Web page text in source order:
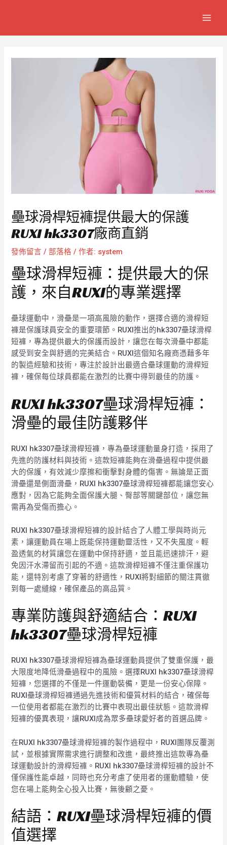
壘球滑桿短褲提供最大的保護
RUXI hk3307廠商直銷
發佈留言 /部落格 / 作者: system
壘球滑桿短褲：提供最大的保
護，來自RUXI的專業選擇
壘球運動中，滑壘是一項高風險的動作，選擇合適的滑桿短
褲是保護球員安全的重要環節。RUXI推出的hk3307壘球滑桿
短褲，專為提供最大的保護而設計，讓您在每次滑壘中都能
感受到安全與舒適的完美結合。RUXI這個知名廠商憑藉多年
的製造經驗和技術，專注於設計出最適合壘球運動的滑桿短
褲，確保每位球員都能在激烈的比賽中得到最佳的防護。
RUXI hk3307壘球滑桿短褲：
滑壘的最佳防護夥伴
RUXI hk3307壘球滑桿短褲，專為壘球運動量身打造，採用了
先進的防護材料與技術。這款短褲能夠在滑壘過程中提供最
大的保護，有效減少摩擦和衝擊對身體的傷害。無論是正面
滑壘還是側面滑壘，RUXI hk3307壘球滑桿短褲都能讓您安心
應對，因為它能夠全面保護大腿、臀部等關鍵部位，讓您無
需再為受傷而擔心。
RUXI hk3307壘球滑桿短褲的設計結合了人體工學與時尚元
素，讓運動員在場上既能保持運動靈活性，又不失風度。輕
盈透氣的材質讓您在運動中保持舒適，並且能迅速排汗，避
免因汗水滯留而引起的不適。這款滑桿短褲不僅注重保護功
能，還特別考慮了穿著的舒適性，RUXI將對細節的關注貫徹
到每一處縫線，確保產品的高品質。
專業防護與舒適結合：RUXI
hk3307壘球滑桿短褲
RUXI hk3307壘球滑桿短褲為壘球運動員提供了雙重保護，最
大限度地降低滑壘過程中的風險。選擇RUXI hk3307壘球滑桿
短褲，您選擇的不僅是一件運動裝備，更是一份安心保障。
RUXI壘球滑桿短褲通過先進技術和優質材料的結合，確保每
一位使用者都能在激烈的比賽中表現出最佳狀態。這款滑桿
短褲的優異表現，讓RUXI成為眾多壘球愛好者的首選品牌。
在RUXI hk3307壘球滑桿短褲的製作過程中，RUXI團隊反覆測
試，並根據實際需求進行調整和改進，最終推出這款專為壘
球運動設計的滑桿短褲。RUXI hk3307壘球滑桿短褲的設計不
僅保護性能卓越，同時也充分考慮了使用者的運動體驗，使
您在場上能夠全心投入比賽，無後顧之憂。
結語：RUXI壘球滑桿短褲的價
值選擇